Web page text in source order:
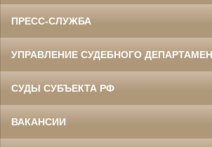
ПРЕСС-СЛУЖБА
УПРАВЛЕНИЕ СУДЕБНОГО
СУДЫ СУБЪЕКТА РФ
ВАКАНСИИ